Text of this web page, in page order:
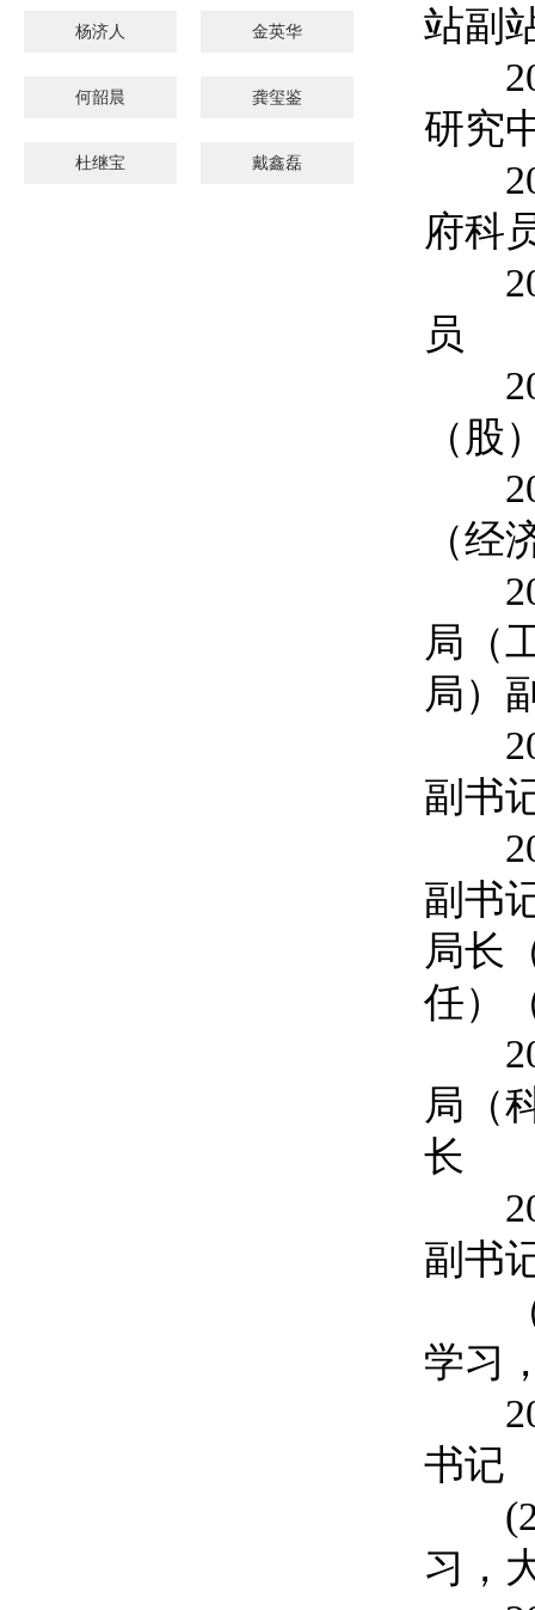
杨济人 金英华
何韶晨 龚玺鉴
杜继宝 戴鑫磊
站副
研究
府科
员
（股
（经
局（
局）
副书
副书
局长
任）
局（
长
副书
（
学习
书记
习，